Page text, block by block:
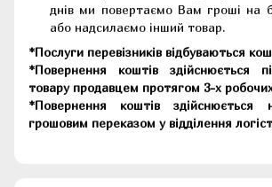
днів ми повертаємо Вам гроші на
або надсилаємо інший товар.
*Послуги перевізників відбуваються
*Повернення коштів здійснюється
товару продавцем протягом 3-х
*Повернення коштів
грошовим переказом у відділення